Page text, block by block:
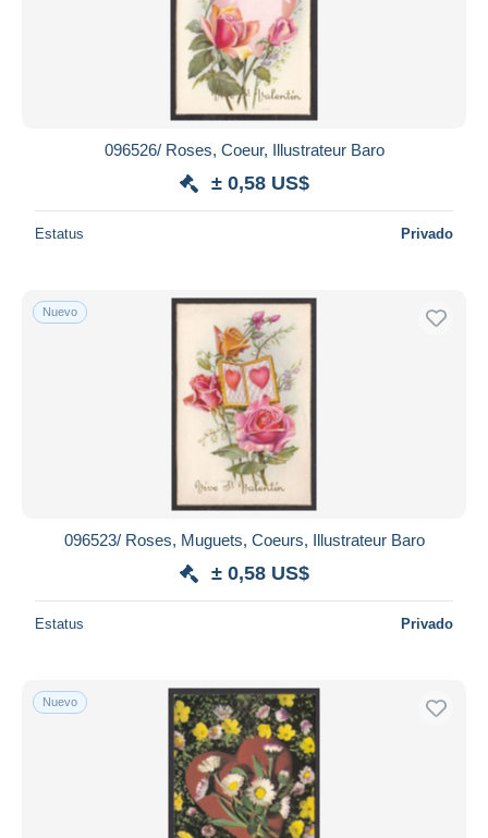
096526/ Roses, Coeur, Illustrateur Baro
± 0,58 US$
Estatus Privado
Nuevo
096523/ Roses, Muguets, Coeurs, Illustrateur Baro
± 0,58 US$
Estatus Privado
Nuevo